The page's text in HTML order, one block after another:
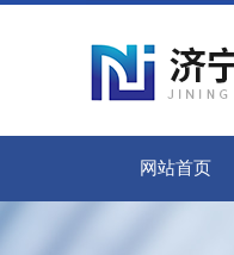
网站首页